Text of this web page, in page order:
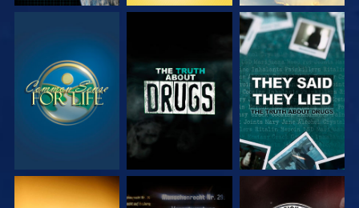
ANSEHEN ANSEHEN ANSEHEN